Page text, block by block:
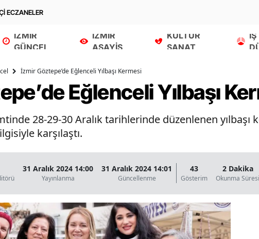
ECZANELER
İZMİR
GÜNCEL
İZMİR
ASAYİŞ
KÜLTÜR
SANAT
İŞ
İzmir Göztepe’de Eğlenceli Yılbaşı Kermesi
Eğlenceli Yılbaşı
28-29-30 Aralık tarihlerinde düzenlenen yılbaşı
karşılaştı.
31 Aralık 2024 14:00
Yayınlanma
31 Aralık 2024 14:01
Güncellenme
43
Gösterim
2 Dakika
Okunma Süresi